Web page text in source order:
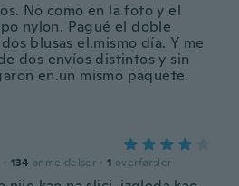
No como en la foto y el
nylon. Pagué el doble
blusas el.mismo día. Y me
dos envíos distintos y sin
en.un mismo paquete.
· 134 anmeldelser · 1 overførsler